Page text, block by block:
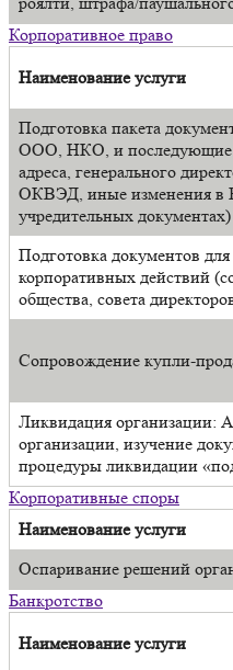
Корпоративное право
Наименование услуги
Подготовка пакета
ООО, НКО, и последующие
адреса, генерального
ОКВЭД, иные изменения
учредительных документах)
Подготовка документов
корпоративных действий
общества, совета
Сопровождение купли-
Ликвидация организации:
организации, изучение
процедуры ликвидации
Корпоративные споры
Наименование услуги
Оспаривание решений
Банкротство
Наименование услуги